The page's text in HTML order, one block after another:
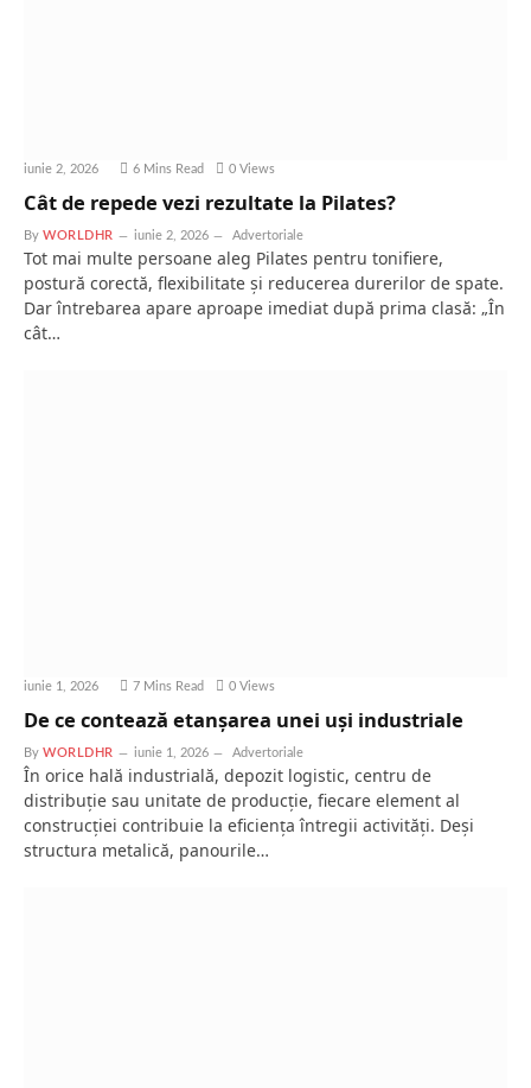
iunie 2, 2026 6 Mins Read 0 Views
Cât de repede vezi rezultate la Pilates?
By WORLDHR iunie 2, 2026 Advertoriale
Tot mai multe persoane aleg Pilates pentru tonifiere,
postură corectă, flexibilitate și reducerea durerilor de spate.
Dar întrebarea apare aproape imediat după prima clasă: „În
cât…
iunie 1, 2026 7 Mins Read 0 Views
De ce contează etanșarea unei uși industriale
By WORLDHR iunie 1, 2026 Advertoriale
În orice hală industrială, depozit logistic, centru de
distribuție sau unitate de producție, fiecare element al
construcției contribuie la eficiența întregii activități. Deși
structura metalică, panourile…